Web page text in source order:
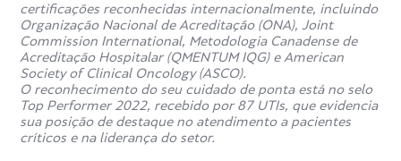
certificações reconhecidas internacionalmente, incluindo
Organização Nacional de Acreditação (ONA), Joint
Commission International, Metodologia Canadense de
Acreditação Hospitalar (QMENTUM IQG) e American
Society of Clinical Oncology (ASCO).
O reconhecimento do seu cuidado de ponta está no selo
Top Performer 2022, recebido por 87 UTIs, que evidencia
sua posição de destaque no atendimento a pacientes
críticos e na liderança do setor.